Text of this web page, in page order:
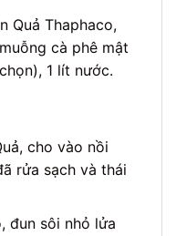
Quả Thaphaco,
cà phê mật
1 lít nước.
cho vào nồi
rửa sạch và thái
đun sôi nhỏ lửa